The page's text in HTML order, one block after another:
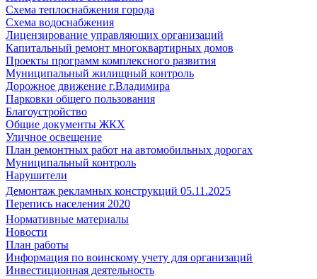
Схема теплоснабжения города
Схема водоснабжения
Лицензирование управляющих организаций
Капитальный ремонт многоквартирных домов
Проекты программ комплексного развития
Муниципальный жилищный контроль
Дорожное движение г.Владимира
Парковки общего пользования
Благоустройство
Общие документы ЖКХ
Уличное освещение
План ремонтных работ на автомобильных дорогах
Муниципальный контроль
Нарушители
Демонтаж рекламных конструкций 05.11.2025
Перепись населения 2020
Нормативные материалы
Новости
План работы
Информация по воинскому учету для организаций
Инвестиционная деятельность